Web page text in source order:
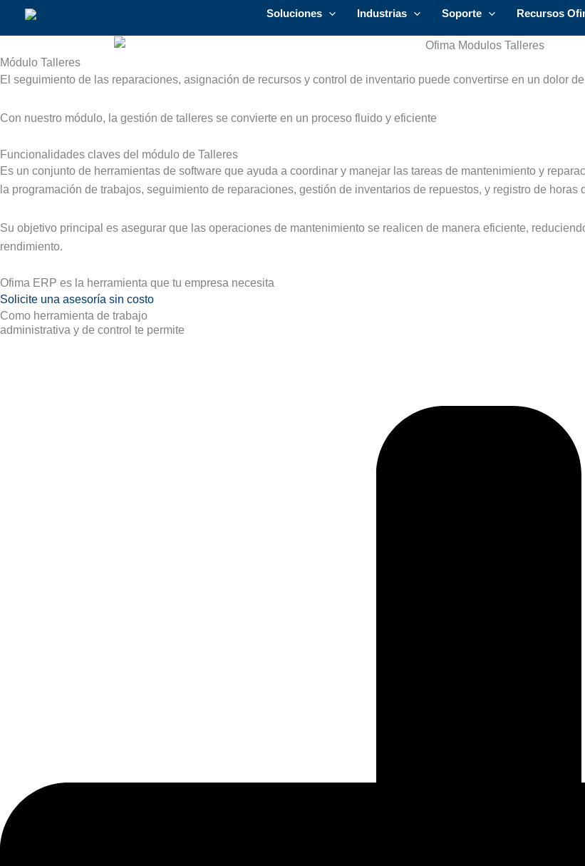
contenido
Soluciones Industrias Soporte Recursos
Módulo Talleres
El seguimiento de las reparaciones, asignación de recursos y control de inventario puede convertirse en un dolor
Con nuestro módulo, la gestión de talleres se convierte en un proceso fluido y eficiente
Funcionalidades claves del módulo de Talleres
Es un conjunto de herramientas de software que ayuda a coordinar y manejar las tareas de mantenimiento y
la programación de trabajos, seguimiento de reparaciones, gestión de inventarios de repuestos, y registro de horas
Su objetivo principal es asegurar que las operaciones de mantenimiento se realicen de manera eficiente,
rendimiento.
Ofima ERP es la herramienta que tu empresa necesita
Solicite una asesoría sin costo
Como herramienta de trabajo
administrativa y de control te permite